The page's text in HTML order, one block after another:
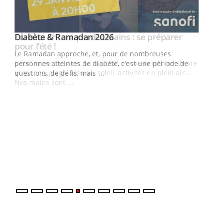
Youtube
Diabète & Ramadan 2026Youtube
Le Ramadan approche, et, pour de nombreuses
personnes atteintes de diabète, c'est une période de
questions, de défis, mais ...